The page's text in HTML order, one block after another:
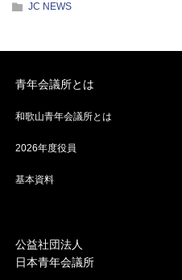
JC NEWS
青年会議所とは
和歌山青年会議所とは
2026年度役員
基本資料
公益社団法人
日本青年会議所